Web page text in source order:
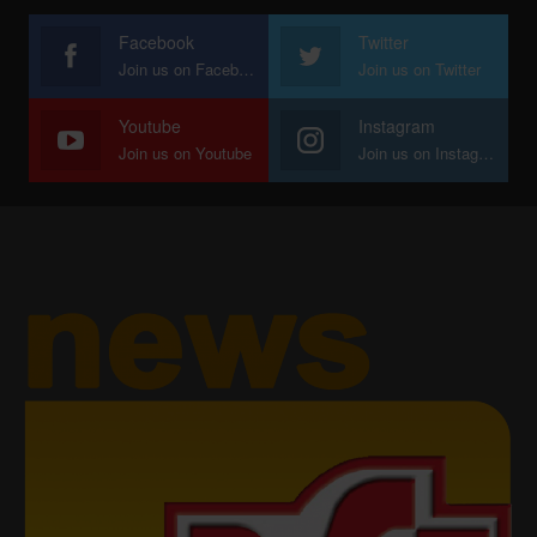
Facebook
Join us on Facebook
Twitter
Join us on Twitter
Youtube
Join us on Youtube
Instagram
Join us on Instagram